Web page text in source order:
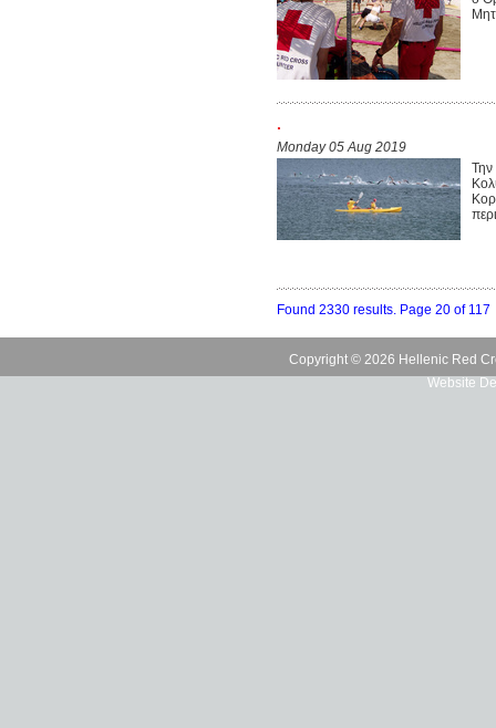
.
Monday 05 Aug 2019
Την
Found 2330 results. Page 20 of 117
Copyright © 2026 Hellenic Red
Website